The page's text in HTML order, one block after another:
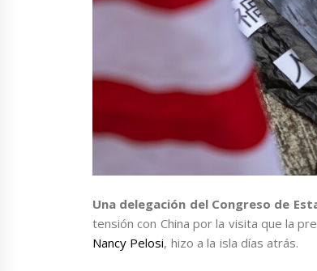
Una delegación del Congreso de
tensión con China por la visita que la
Nancy Pelosi, hizo a la isla días atrás.